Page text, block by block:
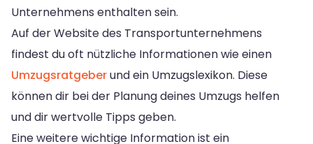
Unternehmens enthalten sein.
Auf der Website des Transportunternehmens
findest du oft nützliche Informationen wie einen
Umzugsratgeberund ein Umzugslexikon. Diese
können dir bei der Planung deines Umzugs helfen
und dir wertvolle Tipps geben.
Eine weitere wichtige Information ist ein